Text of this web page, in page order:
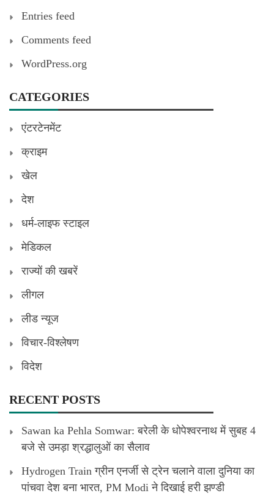
Entries feed
Comments feed
WordPress.org
CATEGORIES
एंटरटेनमेंट
क्राइम
खेल
देश
धर्म-लाइफ स्टाइल
मेडिकल
राज्यों की खबरें
लीगल
लीड न्यूज
विचार-विश्लेषण
विदेश
RECENT POSTS
Sawan ka Pehla Somwar: बरेली के धोपेश्वरनाथ में सुबह 4
बजे से उमड़ा श्रद्धालुओं का सैलाव
Hydrogen Train ग्रीन एनर्जी से ट्रेन चलाने वाला दुनिया का
पांचवा देश बना भारत, PM Modi ने दिखाई हरी झण्डी